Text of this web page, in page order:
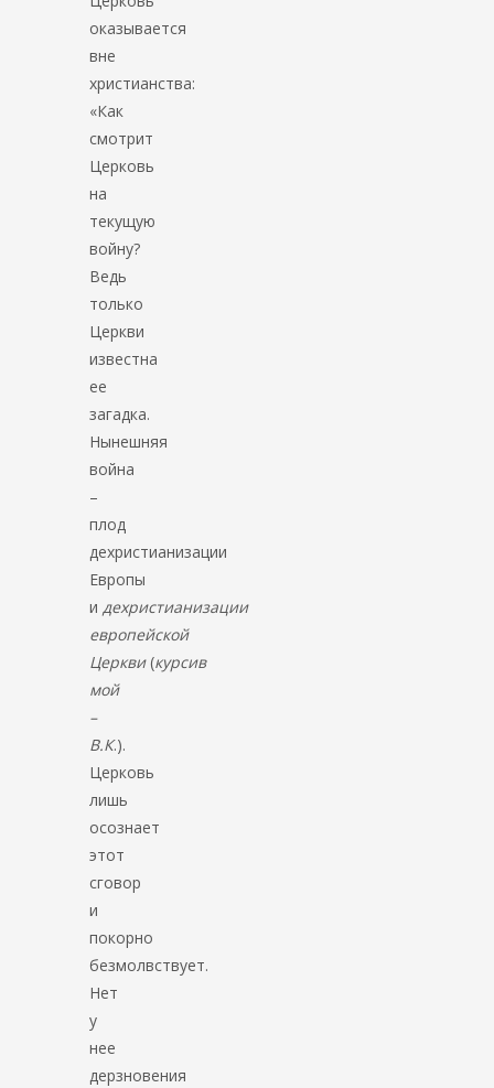
оказывается
вне
христианства:
«Как
смотрит
Церковь
на
текущую
войну?
Ведь
только
Церкви
известна
ее
загадка.
Нынешняя
война
–
плод
дехристианизации
Европы
идехристианизации
европейской
Церкви(курсив
мой
–
В.К.).
Церковь
лишь
осознает
этот
сговор
и
покорно
безмолвствует.
Нет
у
нее
дерзновения